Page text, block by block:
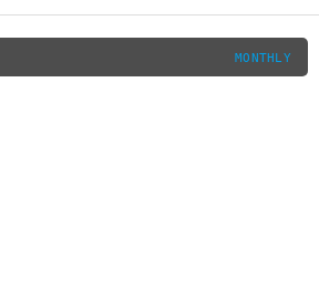
MONTHLY